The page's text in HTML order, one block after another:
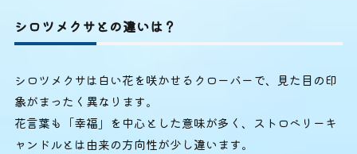
シロツメクサとの違いは？
シロツメクサは白い花を咲かせるクローバーで、見た目の印
象がまったく異なります。
花言葉も「幸福」を中心とした意味が多く、ストロベリーキ
ャンドルとは由来の方向性が少し違います。